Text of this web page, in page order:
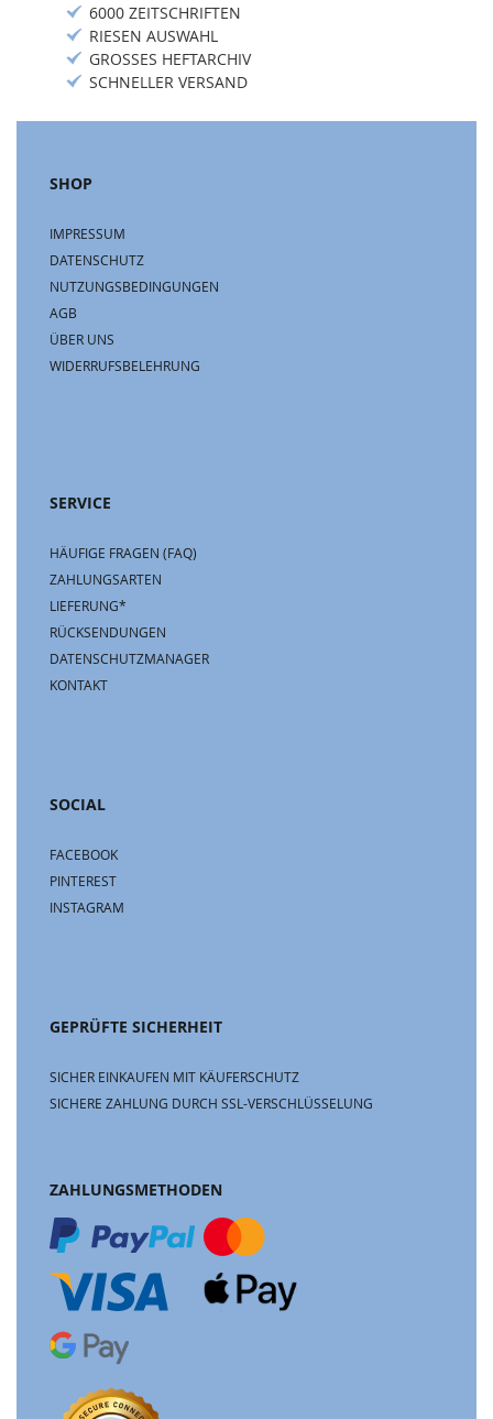
6000 ZEITSCHRIFTEN
RIESEN AUSWAHL
GROSSES HEFTARCHIV
SCHNELLER VERSAND
SHOP
IMPRESSUM
DATENSCHUTZ
NUTZUNGSBEDINGUNGEN
AGB
ÜBER UNS
WIDERRUFSBELEHRUNG
SERVICE
HÄUFIGE FRAGEN (FAQ)
ZAHLUNGSARTEN
LIEFERUNG*
RÜCKSENDUNGEN
DATENSCHUTZMANAGER
KONTAKT
SOCIAL
FACEBOOK
PINTEREST
INSTAGRAM
GEPRÜFTE SICHERHEIT
SICHER EINKAUFEN MIT KÄUFERSCHUTZ
SICHERE ZAHLUNG DURCH SSL-VERSCHLÜSSELUNG
ZAHLUNGSMETHODEN